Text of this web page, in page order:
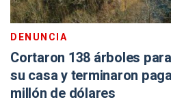
DENUNCIA
Cortaron 138 árboles
su casa y terminaron
millón de dólares